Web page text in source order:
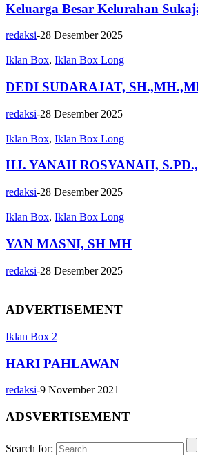
Keluarga Besar Kelurahan
redaksi-28 Desember 2025
Iklan Box, Iklan Box Long
DEDI SUDARAJAT,
redaksi-28 Desember 2025
Iklan Box, Iklan Box Long
HJ. YANAH ROSYANAH,
redaksi-28 Desember 2025
Iklan Box, Iklan Box Long
YAN MASNI, SH MH
redaksi-28 Desember 2025
ADVERTISEMENT
Iklan Box 2
HARI PAHLAWAN
redaksi-9 November 2021
ADSVERTISEMENT
Search for: